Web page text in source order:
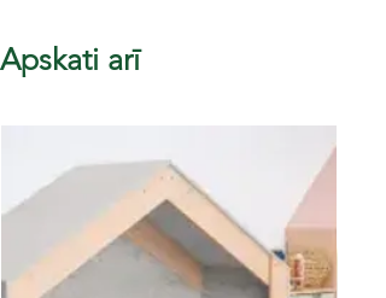
Apskati arī